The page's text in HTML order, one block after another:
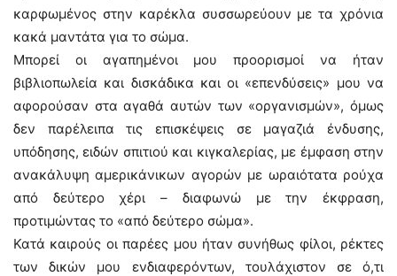
καρφωμένος στην καρέκλα συσσωρεύουν με τα χρόνια
κακά μαντάτα για το σώμα.
Μπορεί οι αγαπημένοι μου προορισμοί να ήταν
βιβλιοπωλεία και δισκάδικα και οι «επενδύσεις» μου να
αφορούσαν στα αγαθά αυτών των «οργανισμών», όμως
δεν παρέλειπα τις επισκέψεις σε μαγαζιά ένδυσης,
υπόδησης, ειδών σπιτιού και κιγκαλερίας, με έμφαση στην
ανακάλυψη αμερικάνικων αγορών με ωραιότατα ρούχα
από δεύτερο χέρι – διαφωνώ με την έκφραση,
προτιμώντας το «από δεύτερο σώμα».
Κατά καιρούς οι παρέες μου ήταν συνήθως φίλοι, ρέκτες
των δικών μου ενδιαφερόντων, τουλάχιστον σε ό,τι